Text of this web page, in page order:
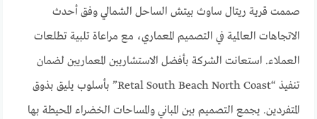
صممت قرية ريتال ساوث بيتش الساحل الشمالي وفق أحدث
الاتجاهات العالمية في التصميم المعماري، مع مراعاة تلبية تطلعات
العملاء. استعانت الشركة بأفضل الاستشاريين المعماريين لضمان
تنفيذ “Retal South Beach North Coast” بأسلوب يليق بذوق
المتفردين. يجمع التصميم بين المباني والمساحات الخضراء المحيطة بها